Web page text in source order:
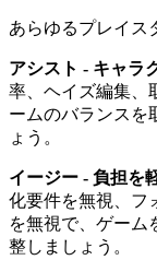
あらゆるプレイス
アシスト - キャラ
率、ヘイズ編集、
ームのバランスを
ょう。
イージー - 負担を
化要件を無視、フ
を無視で、ゲーム
整しましょう。